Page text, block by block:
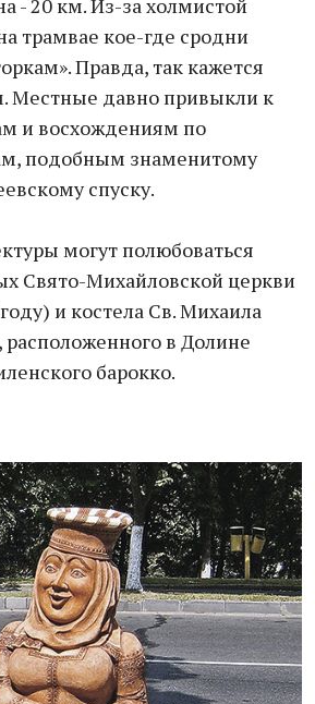
- 20 км. Из-за холмистой
трамвае кое-где сродни
Правда, так кажется
Местные давно привыкли к
и восхождениям по
подобным знаменитому
спуску.
могут полюбоваться
Свято-Михайловской церкви
и костела Св. Михаила
расположенного в Долине
барокко.